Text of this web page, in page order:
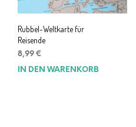
Rubbel-Weltkarte für
Reisende
8,99 €
IN DEN WARENKORB